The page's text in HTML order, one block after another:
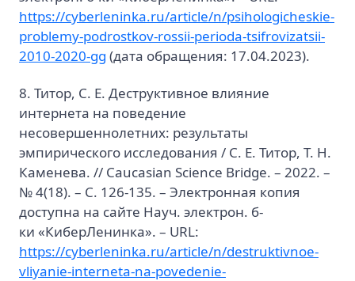
https://cyberleninka.ru/article/n/psihologicheskie-
problemy-podrostkov-rossii-perioda-tsifrovizatsii-
2010-2020-gg (дата обращения: 17.04.2023).
8. Титор, С. Е. Деструктивное влияние
интернета на поведение
несовершеннолетних: результаты
эмпирического исследования / С. Е. Титор, Т. Н.
Каменева. // Caucasian Science Bridge. – 2022. –
№ 4(18). – С. 126-135. – Электронная копия
доступна на сайте Науч. электрон. б-
ки «КиберЛенинка». – URL:
https://cyberleninka.ru/article/n/destruktivnoe-
vliyanie-interneta-na-povedenie-